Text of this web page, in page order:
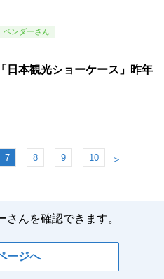
日本観光ショーケース」昨年
7 8 9 10 ＞
んを確認できます。
ージへ